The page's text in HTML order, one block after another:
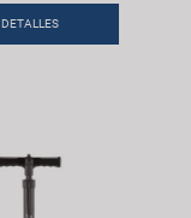
DETALLES